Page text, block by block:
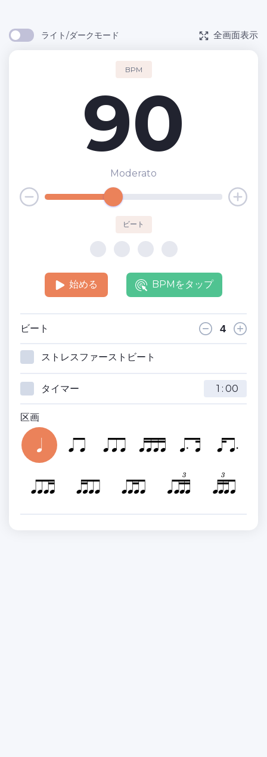
ライト/ダークモード 全画面表示
BPM
90
Moderato
ビート
始める BPMをタップ
ビート
ストレスファーストビート
タイマー :
区画